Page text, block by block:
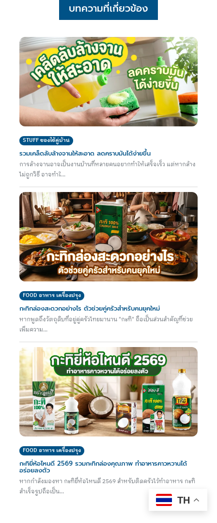
บทความที่เกี่ยวข้อง
STUFF ของใช้คู่บ้าน
รวมเคล็ดลับล้างจานให้สะอาด ลดคราบมันได้ง่ายขึ้น
การล้างจานอาจเป็นงานบ้านที่หลายคนอยากทำให้เสร็จเร็ว แต่หากล้าง
ไม่ถูกวิธี อาจทำใ...
FOOD อาหาร เครื่องปรุง
กะทิกล่องสะดวกอย่างไร ตัวช่วยคู่ครัวสำหรับคนยุคใหม่
หากพูดถึงวัตถุดิบที่อยู่คู่ครัวไทยมานาน "กะทิ" ถือเป็นส่วนสำคัญที่ช่วย
เพิ่มความ...
FOOD อาหาร เครื่องปรุง
กะทิยี่ห้อไหนดี 2569 รวมกะทิกล่องคุณภาพ ทำอาหารคาวหวานได้
อร่อยลงตัว
หากกำลังมองหา กะทิยี่ห้อไหนดี 2569 สำหรับติดครัวไว้ทำอาหาร กะทิ
สำเร็จรูปถือเป็น...
TH